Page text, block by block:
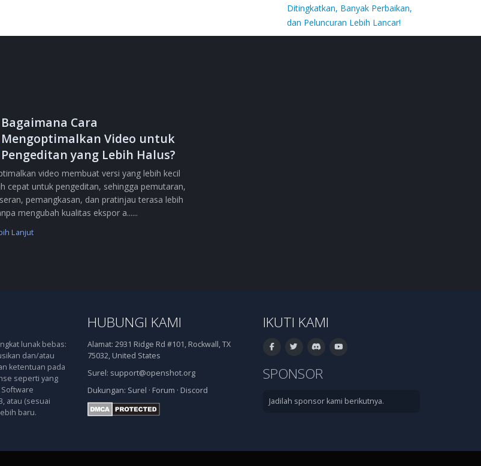
Ditingkatkan, Banyak Perbaikan,
dan Peluncuran Lebih Lancar!
Bagaimana Cara
Mengoptimalkan Video untuk
Pengeditan yang Lebih Halus?
video membuat versi yang lebih kecil
cepat untuk pengeditan, sehingga pemutaran,
pemangkasan, dan pratinjau terasa lebih
mengubah kualitas ekspor a......
Lanjut
lunak bebas:
dan/atau
ketentuan pada
seperti yang
atau (sesuai
baru.
HUBUNGI KAMI
Alamat: 2931 Ridge Rd #101, Rockwall, TX
75032, United States
Surel: support@openshot.org
Dukungan: Surel · Forum · Discord
IKUTI KAMI
SPONSOR
Jadilah sponsor kami berikutnya.